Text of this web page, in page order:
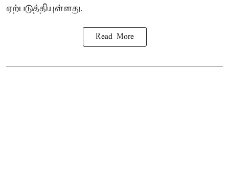
ஏற்படுத்தியுள்ளது.
Read More